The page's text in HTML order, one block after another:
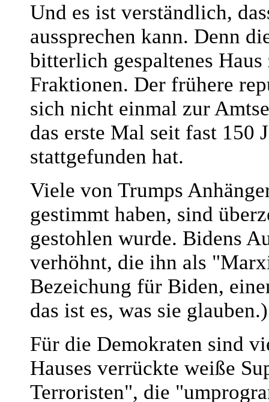
Und es ist verständlich,
aussprechen kann. Denn
bitterlich gespaltenes
Fraktionen. Der frühere
sich nicht einmal zur
das erste Mal seit fast 150
stattgefunden hat.
Viele von Trumps
gestimmt haben, sind
gestohlen wurde. Bidens
verhöhnt, die ihn als
Bezeichung für Biden,
das ist es, was sie glauben.)
Für die Demokraten sind
Hauses verrückte weiße
Terroristen", die